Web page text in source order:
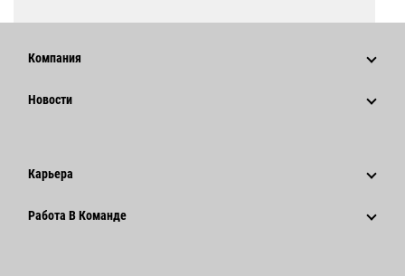
Компания
Кодекс Деловой Этики
Новости
Карьера
Почему Caterpillar?
Работа В Команде